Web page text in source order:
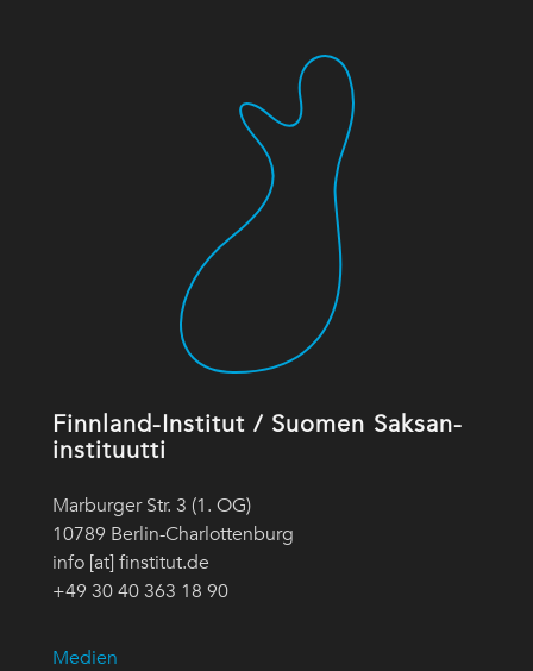
Finnland-Institut / Suomen Saksan-
instituutti
Marburger Str. 3 (1. OG)
10789 Berlin-Charlottenburg
info [at] finstitut.de
+49 30 40 363 18 90
Medien